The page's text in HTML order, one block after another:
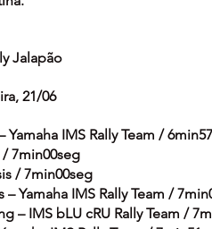
Jalapão
21/06
Yamaha IMS Rally Team /
/ 7min00seg
/ 7min00seg
– Yamaha IMS Rally Team /
– IMS bLU cRU Rally Team /